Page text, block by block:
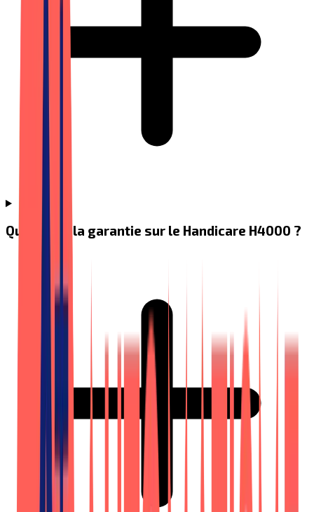
Quelle est la garantie sur le Handicare H4000 ?